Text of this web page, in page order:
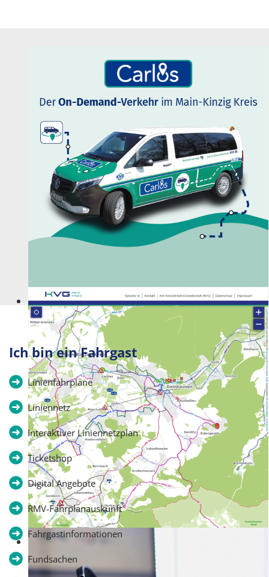
Kommt wie gerufen!
Interaktiver Liniennetzplan
Ich bin ein Fahrgast
Linienfahrpläne
Liniennetz
Interaktiver Liniennetzplan
Ticketshop
Digital Angebote
RMV-Fahrplanauskunft
Fahrgastinformationen
Fundsachen